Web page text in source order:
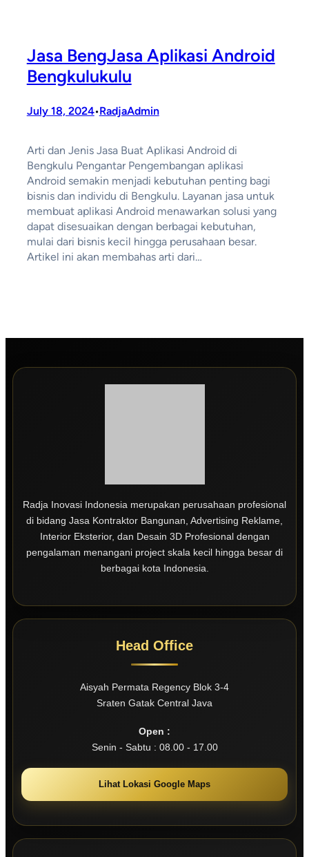
Jasa BengJasa Aplikasi Android
Bengkulukulu
July 18, 2024•RadjaAdmin
Arti dan Jenis Jasa Buat Aplikasi Android di
Bengkulu Pengantar Pengembangan aplikasi
Android semakin menjadi kebutuhan penting bagi
bisnis dan individu di Bengkulu. Layanan jasa untuk
membuat aplikasi Android menawarkan solusi yang
dapat disesuaikan dengan berbagai kebutuhan,
mulai dari bisnis kecil hingga perusahaan besar.
Artikel ini akan membahas arti dari…
Radja Inovasi Indonesia merupakan perusahaan profesional
di bidang Jasa Kontraktor Bangunan, Advertising Reklame,
Interior Eksterior, dan Desain 3D Profesional dengan
pengalaman menangani project skala kecil hingga besar di
berbagai kota Indonesia.
Head Office
Aisyah Permata Regency Blok 3-4
Sraten Gatak Central Java
Open :
Senin - Sabtu : 08.00 - 17.00
Lihat Lokasi Google Maps